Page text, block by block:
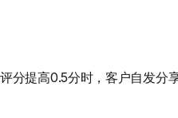
分提高0.5分时，客户自发分